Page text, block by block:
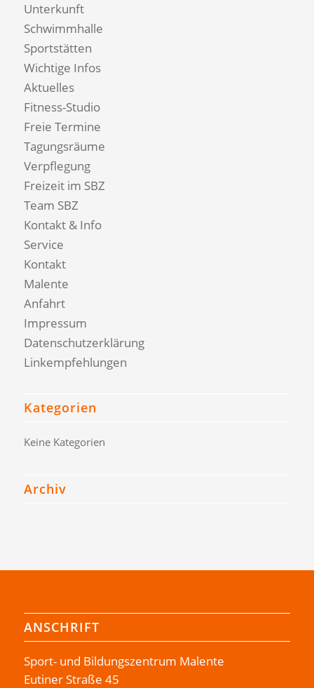
Unterkunft
Schwimmhalle
Sportstätten
Wichtige Infos
Aktuelles
Fitness-Studio
Freie Termine
Tagungsräume
Verpflegung
Freizeit im SBZ
Team SBZ
Kontakt & Info
Service
Kontakt
Malente
Anfahrt
Impressum
Datenschutzerklärung
Linkempfehlungen
Kategorien
Keine Kategorien
Archiv
ANSCHRIFT
Sport- und Bildungszentrum Malente
Eutiner Straße 45